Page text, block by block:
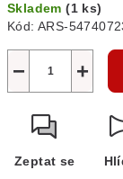
cena:
Skladem(1 ks)
Kód: ARS-
+
−
Zeptat se